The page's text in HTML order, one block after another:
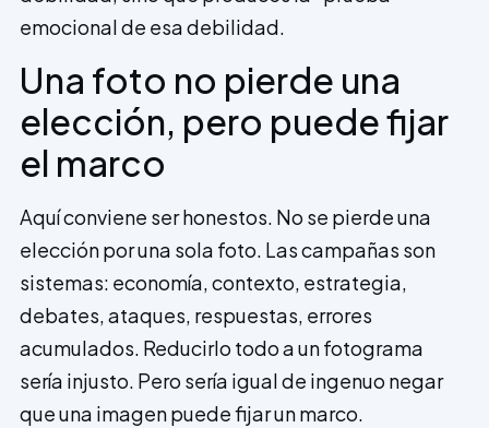
emocional de esa debilidad.
Una foto no pierde una
elección, pero puede fijar
el marco
Aquí conviene ser honestos. No se pierde una
elección por una sola foto. Las campañas son
sistemas: economía, contexto, estrategia,
debates, ataques, respuestas, errores
acumulados. Reducirlo todo a un fotograma
sería injusto. Pero sería igual de ingenuo negar
que una imagen puede fijar un marco.